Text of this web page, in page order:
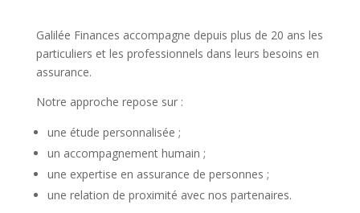
Galilée Finances accompagne depuis plus de 20 ans les
particuliers et les professionnels dans leurs besoins en
assurance.
Notre approche repose sur :
une étude personnalisée ;
un accompagnement humain ;
une expertise en assurance de personnes ;
une relation de proximité avec nos partenaires.